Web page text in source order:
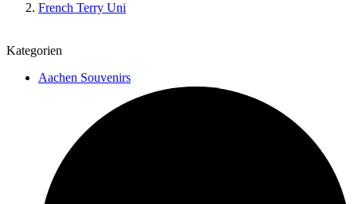
French Terry Uni
Kategorien
Aachen Souvenirs